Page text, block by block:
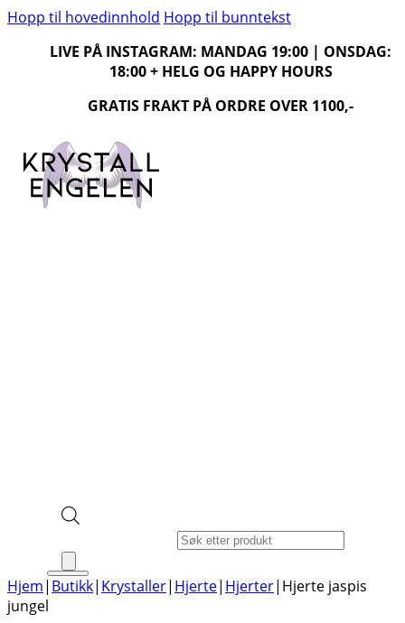
Hopp til hovedinnhold Hopp til bunntekst
LIVE PÅ INSTAGRAM: MANDAG 19:00 | ONSDAG:
18:00 + HELG OG HAPPY HOURS
GRATIS FRAKT PÅ ORDRE OVER 1100,-
Hjem| Butikk| Krystaller| Hjerte| Hjerter| Hjerte jaspis
jungel